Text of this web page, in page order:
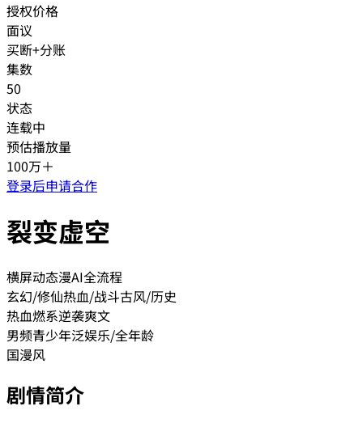
授权价格
面议
买断+分账
集数
50
状态
连载中
预估播放量
100万＋
登录后申请合作
裂变虚空
横屏动态漫AI全流程
玄幻/修仙热血/战斗古风/历史
热血燃系逆袭爽文
男频青少年泛娱乐/全年龄
国漫风
剧情简介